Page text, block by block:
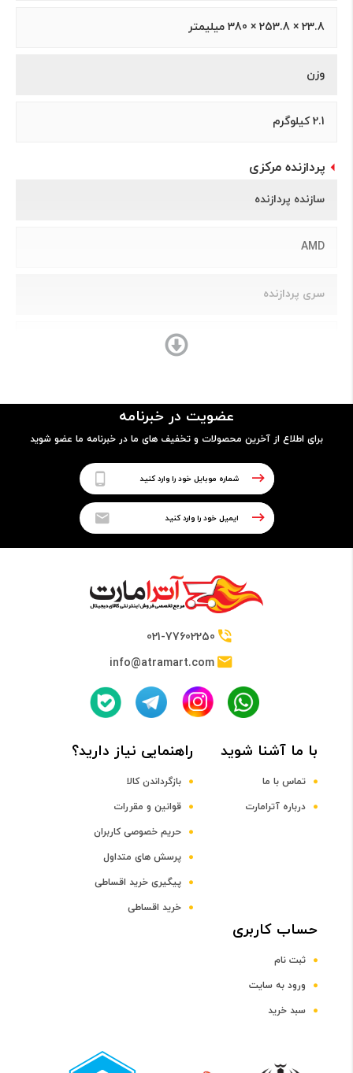
23.8 × 253.8 × 380 میلیمتر
وزن
2.1 کیلوگرم
پردازنده مرکزی
سازنده پردازنده
AMD
سری پردازنده
E2-9000e
1.50GHz up to 2.00GHz
DDR4
رده صفحه نمایش
اندازه صفحه نمایش
عضویت در خبرنامه
برای اطلاع از آخرین محصولات و تخفیف های ما در خبرنامه ما عضو شوید
021-77602250
info@atramart.com
با ما آشنا شوید
تماس با ما
درباره آترامارت
راهنمایی نیاز دارید؟
بازگرداندن کالا
قوانین و مقررات
حریم خصوصی کاربران
پرسش های متداول
پیگیری خرید اقساطی
خرید اقساطی
حساب کاربری
ثبت نام
ورود به سایت
سبد خرید